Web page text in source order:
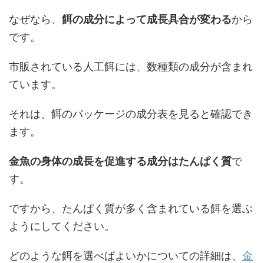
なぜなら、 餌の成分によって成長具合が変わるから
です。
市販されている人工餌には、数種類の成分が含まれ
ています。
それは、餌のパッケージの成分表を見ると確認でき
ます。
金魚の身体の成長を促進する成分はたんぱく質で
す。
ですから、たんぱく質が多く含まれている餌を選ぶ
ようにしてください。
どのような餌を選べばよいかについての詳細は、 金